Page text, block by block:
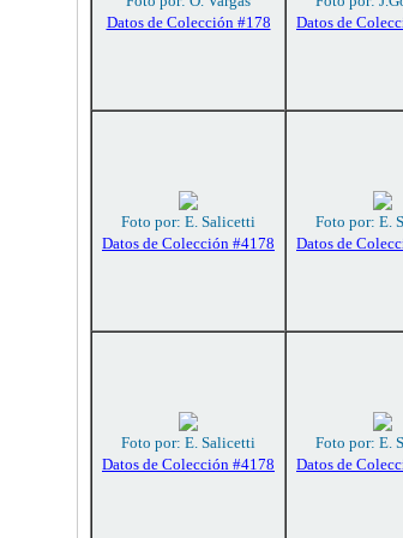
Datos de Colección #178
Datos de
Foto por: E. Salicetti
Datos de Colección #4178
Foto por: E.
Datos de
Foto por: E. Salicetti
Datos de Colección #4178
Foto por: E.
Datos de